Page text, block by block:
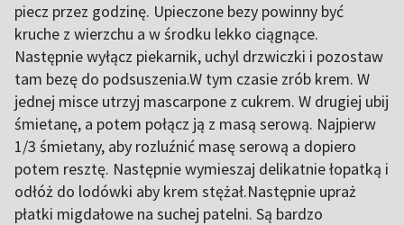
piecz przez godzinę. Upieczone bezy powinny być
kruche z wierzchu a w środku lekko ciągnące.
Następnie wyłącz piekarnik, uchyl drzwiczki i pozostaw
tam bezę do podsuszenia.W tym czasie zrób krem. W
jednej misce utrzyj mascarpone z cukrem. W drugiej ubij
śmietanę, a potem połącz ją z masą serową. Najpierw
1/3 śmietany, aby rozluźnić masę serową a dopiero
potem resztę. Następnie wymieszaj delikatnie łopatką i
odłóż do lodówki aby krem stężał.Następnie upraż
płatki migdałowe na suchej patelni. Są bardzo